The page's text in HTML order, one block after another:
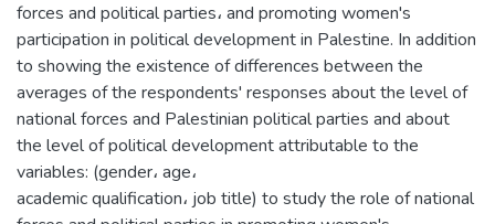
forces and political parties، and promoting women's
participation in political development in Palestine. In addition
to showing the existence of differences between the
averages of the respondents' responses about the level of
national forces and Palestinian political parties and about
the level of political development attributable to the
variables: (gender، age،
academic qualification، job title) to study the role of national